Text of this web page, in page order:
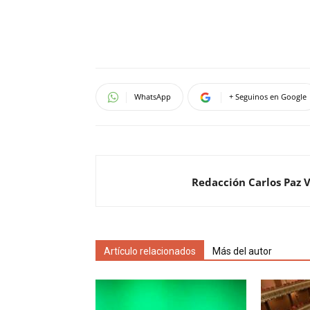
WhatsApp + Seguinos en Google
Redacción Carlos Paz
Artículo relacionados Más del autor